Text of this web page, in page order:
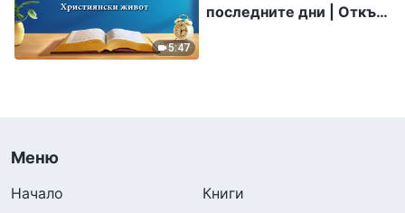
5:47
последните дни | Откъс
Меню
Начало
Книги